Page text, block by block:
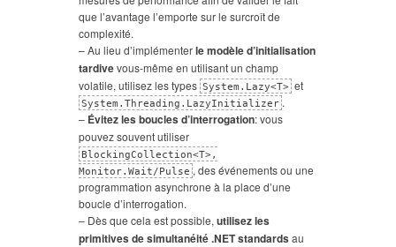
que l’avantage l’emporte sur le surcroît de
complexité.
– Au lieu d’implémenterle modèle d’initialisation
tardivevous-même en utilisant un champ
volatile, utilisez les types System.Lazy<T> et
System.Threading.LazyInitializer .
– Évitez les boucles d’interrogation: vous
pouvez souvent utiliser
BlockingCollection<T>,
Monitor.Wait/Pulse , des événements ou une
programmation asynchrone à la place d’une
boucle d’interrogation.
– Dès que cela est possible, utilisez les
primitives de simultanéité .NET standards au